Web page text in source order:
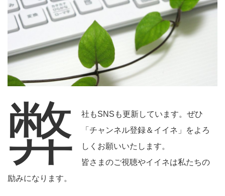
弊
社もSNSも更新しています。ぜひ
「チャンネル登録＆イイネ」をよろ
しくお願いいたします。
皆さまのご視聴やイイネは私たちの
励みになります。